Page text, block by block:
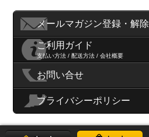
メールマガジン登録・解除
ご利用ガイド
支払い方法 / 配送方法 / 会社概要
お問い合せ
プライバシーポリシー